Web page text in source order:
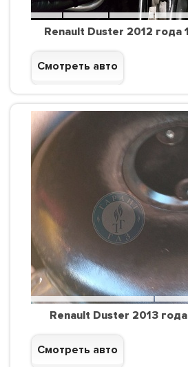
Renault Duster 2012 года
Смотреть авто
Renault Duster 2013
Смотреть авто